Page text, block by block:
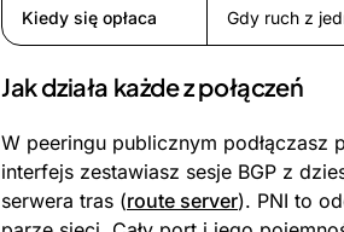
Kiedy się opłaca Gdy ruch z
Jak działa każde z połączeń
W peeringu publicznym
interfejs zestawiasz sesje BGP z
serwera tras (route server). PNI to